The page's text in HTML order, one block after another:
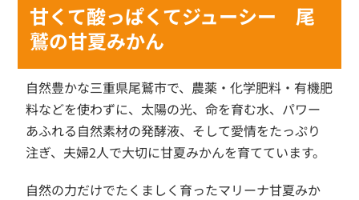
甘くて酸っぱくてジューシー 尾
鷲の甘夏みかん
自然豊かな三重県尾鷲市で、農薬・化学肥料・有機肥
料などを使わずに、太陽の光、命を育む水、パワー
あふれる自然素材の発酵液、そして愛情をたっぷり
注ぎ、夫婦2人で大切に甘夏みかんを育てています。
自然の力だけでたくましく育ったマリーナ甘夏みか